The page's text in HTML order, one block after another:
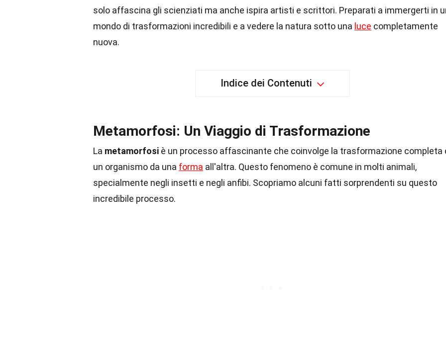
solo affascina gli scienziati ma anche ispira artisti e scrittori. Preparati a immergerti in
mondo di trasformazioni incredibili e a vedere la natura sotto una luce completamente
nuova.
Indice dei Contenuti
Metamorfosi: Un Viaggio di Trasformazione
La metamorfosi è un processo affascinante che coinvolge la trasformazione completa
un organismo da una forma all'altra. Questo fenomeno è comune in molti animali,
specialmente negli insetti e negli anfibi. Scopriamo alcuni fatti sorprendenti su questo
incredibile processo.